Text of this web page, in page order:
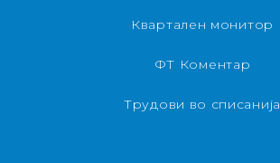
Квартален монитор
ФТ Коментар
Трудови во списанија